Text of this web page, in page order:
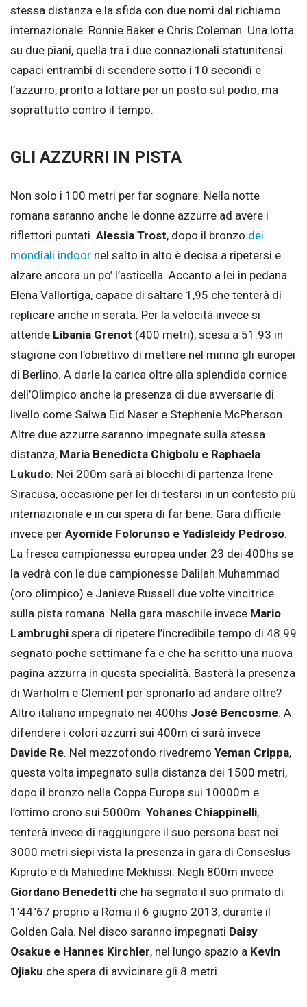
stessa distanza e la sfida con due nomi dal richiamo
internazionale: Ronnie Baker e Chris Coleman. Una lotta
su due piani, quella tra i due connazionali statunitensi
capaci entrambi di scendere sotto i 10 secondi e
l’azzurro, pronto a lottare per un posto sul podio, ma
soprattutto contro il tempo.
GLI AZZURRI IN PISTA
Non solo i 100 metri per far sognare. Nella notte
romana saranno anche le donne azzurre ad avere i
riflettori puntati. Alessia Trost, dopo il bronzo dei
mondiali indoor nel salto in alto è decisa a ripetersi e
alzare ancora un po’ l’asticella. Accanto a lei in pedana
Elena Vallortiga, capace di saltare 1,95 che tenterà di
replicare anche in serata. Per la velocità invece si
attende Libania Grenot (400 metri), scesa a 51.93 in
stagione con l’obiettivo di mettere nel mirino gli europei
di Berlino. A darle la carica oltre alla splendida cornice
dell’Olimpico anche la presenza di due avversarie di
livello come Salwa Eid Naser e Stephenie McPherson.
Altre due azzurre saranno impegnate sulla stessa
distanza, Maria Benedicta Chigbolu e Raphaela
Lukudo. Nei 200m sarà ai blocchi di partenza Irene
Siracusa, occasione per lei di testarsi in un contesto più
internazionale e in cui spera di far bene. Gara difficile
invece per Ayomide Folorunso e Yadisleidy Pedroso.
La fresca campionessa europea under 23 dei 400hs se
la vedrà con le due campionesse Dalilah Muhammad
(oro olimpico) e Janieve Russell due volte vincitrice
sulla pista romana. Nella gara maschile invece Mario
Lambrughi spera di ripetere l’incredibile tempo di 48.99
segnato poche settimane fa e che ha scritto una nuova
pagina azzurra in questa specialità. Basterà la presenza
di Warholm e Clement per spronarlo ad andare oltre?
Altro italiano impegnato nei 400hs José Bencosme. A
difendere i colori azzurri sui 400m ci sarà invece
Davide Re. Nel mezzofondo rivedremo Yeman Crippa,
questa volta impegnato sulla distanza dei 1500 metri,
dopo il bronzo nella Coppa Europa sui 10000m e
l’ottimo crono sui 5000m. Yohanes Chiappinelli,
tenterà invece di raggiungere il suo persona best nei
3000 metri siepi vista la presenza in gara di Conseslus
Kipruto e di Mahiedine Mekhissi. Negli 800m invece
Giordano Benedetti che ha segnato il suo primato di
1’44″67 proprio a Roma il 6 giugno 2013, durante il
Golden Gala. Nel disco saranno impegnati Daisy
Osakue e Hannes Kirchler, nel lungo spazio a Kevin
Ojiaku che spera di avvicinare gli 8 metri.